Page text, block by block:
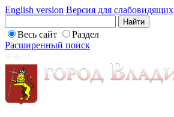
English version Версия для слабовидящих
Весь сайт
Раздел
Расширенный поиск